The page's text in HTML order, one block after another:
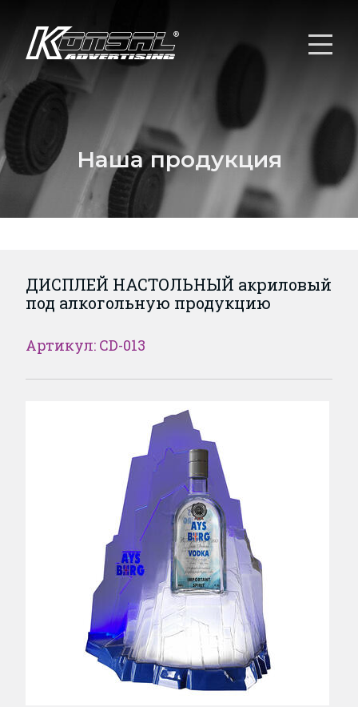
Наша продукция
ДИСПЛЕЙ НАСТОЛЬНЫЙ акриловый
под алкогольную продукцию
Артикул: CD-013